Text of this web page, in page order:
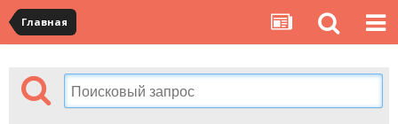
Главная